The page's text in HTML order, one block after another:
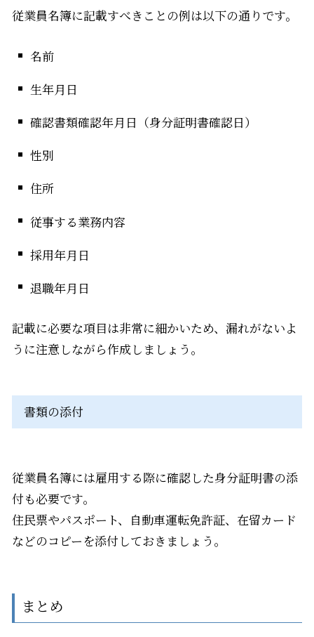
従業員名簿に記載すべきことの例は以下の通りです。
名前
生年月日
確認書類確認年月日（身分証明書確認日）
性別
住所
従事する業務内容
採用年月日
退職年月日
記載に必要な項目は非常に細かいため、漏れがないよ
うに注意しながら作成しましょう。
書類の添付
従業員名簿には雇用する際に確認した身分証明書の添
付も必要です。
住民票やパスポート、自動車運転免許証、在留カード
などのコピーを添付しておきましょう。
まとめ